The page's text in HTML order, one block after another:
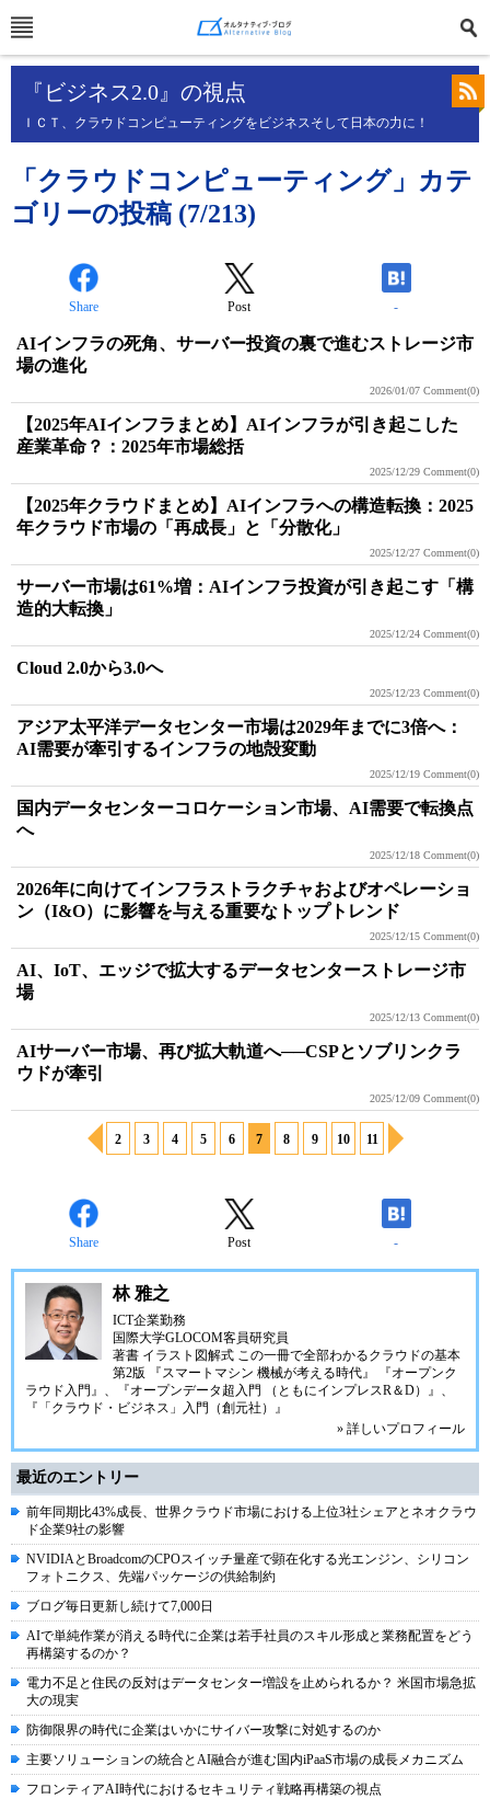
『ビジネス2.0』の視点
ＩＣＴ、クラウドコンピューティングをビジネスそして日本の力に！
「クラウドコンピューティング」カテ
ゴリーの投稿 (7/213)
Share Post -
AIインフラの死角、サーバー投資の裏で進むストレージ市
場の進化
2026/01/07 Comment(0)
【2025年AIインフラまとめ】AIインフラが引き起こした
産業革命？：2025年市場総括
2025/12/29 Comment(0)
【2025年クラウドまとめ】AIインフラへの構造転換：2025
年クラウド市場の「再成長」と「分散化」
2025/12/27 Comment(0)
サーバー市場は61%増：AIインフラ投資が引き起こす「構
造的大転換」
2025/12/24 Comment(0)
Cloud 2.0から3.0へ
2025/12/23 Comment(0)
アジア太平洋データセンター市場は2029年までに3倍へ：
AI需要が牽引するインフラの地殻変動
2025/12/19 Comment(0)
国内データセンターコロケーション市場、AI需要で転換点
へ
2025/12/18 Comment(0)
2026年に向けてインフラストラクチャおよびオペレーショ
ン（I&O）に影響を与える重要なトップトレンド
2025/12/15 Comment(0)
AI、IoT、エッジで拡大するデータセンターストレージ市
場
2025/12/13 Comment(0)
AIサーバー市場、再び拡大軌道へ──CSPとソブリンクラ
ウドが牽引
2025/12/09 Comment(0)
2 3 4 5 6 7 8 9 10 11
Share Post -
林 雅之
ICT企業勤務
国際大学GLOCOM客員研究員
著書 イラスト図解式 この一冊で全部わかるクラウドの基本
第2版
『スマートマシン 機械が考える時代』
『オープンク
ラウド入門』 、 『オープンデータ超入門 （ともにインプレスR＆D）』 、
『「クラウド・ビジネス」入門（創元社）』
» 詳しいプロフィール
最近のエントリー
前年同期比43%成長、世界クラウド市場における上位3社シェアとネオクラウ
ド企業9社の影響
NVIDIAとBroadcomのCPOスイッチ量産で顕在化する光エンジン、シリコン
フォトニクス、先端パッケージの供給制約
ブログ毎日更新し続けて7,000日
AIで単純作業が消える時代に企業は若手社員のスキル形成と業務配置をどう
再構築するのか？
電力不足と住民の反対はデータセンター増設を止められるか？ 米国市場急拡
大の現実
防御限界の時代に企業はいかにサイバー攻撃に対処するのか
主要ソリューションの統合とAI融合が進む国内iPaaS市場の成長メカニズム
フロンティアAI時代におけるセキュリティ戦略再構築の視点